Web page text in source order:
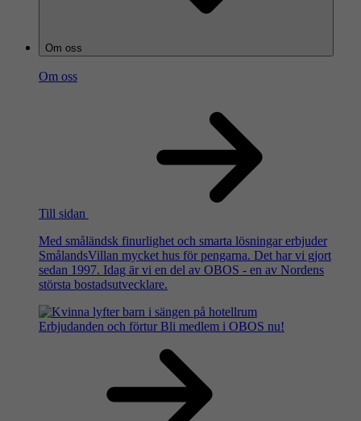
Om oss
Om oss
Till sidan
Med småländsk finurlighet och smarta lösningar erbjuder
SmålandsVillan mycket hus för pengarna. Det har vi gjort
sedan 1997. Idag är vi en del av OBOS - en av Nordens
största bostadsutvecklare.
Erbjudanden och förtur Bli medlem i OBOS nu!